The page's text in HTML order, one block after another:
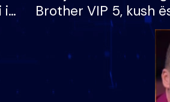
i
Brother VIP 5, kush
banori i parë që lë
dhe humb
të fituar çmimin e